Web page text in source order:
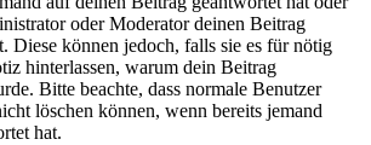
oder Moderator deinen Beitrag
Diese können jedoch, falls sie es für nötig
hinterlassen, warum dein Beitrag
Bitte beachte, dass normale Benutzer
löschen können, wenn bereits jemand
hat.